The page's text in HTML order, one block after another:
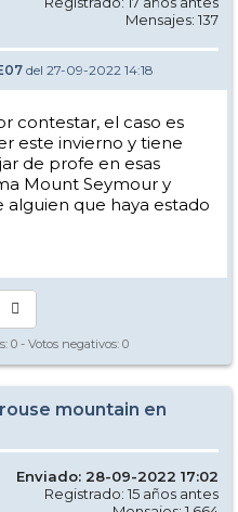
Mensajes: 137
del 27-09-2022 14:18
contestar, el caso es
este invierno y tiene
de profe en esas
Mount Seymour y
que haya estado
0 - Votos negativos: 0
mountain en
Enviado: 28-09-2022 17:02
Registrado: 15 años antes